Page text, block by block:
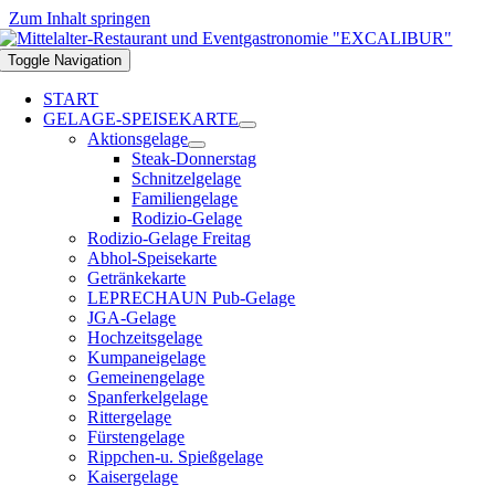
Zum Inhalt springen
Toggle Navigation
START
GELAGE-SPEISEKARTE
Aktionsgelage
Steak-Donnerstag
Schnitzelgelage
Familiengelage
Rodizio-Gelage
Rodizio-Gelage Freitag
Abhol-Speisekarte
Getränkekarte
LEPRECHAUN Pub-Gelage
JGA-Gelage
Hochzeitsgelage
Kumpaneigelage
Gemeinengelage
Spanferkelgelage
Rittergelage
Fürstengelage
Rippchen-u. Spießgelage
Kaisergelage